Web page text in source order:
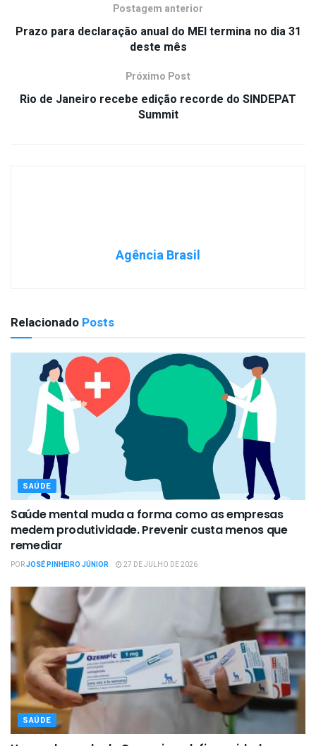
Postagem anterior
Prazo para declaração anual do MEI termina no dia 31
deste mês
Próximo Post
Rio de Janeiro recebe edição recorde do SINDEPAT
Summit
Agência Brasil
Relacionado Posts
SAÚDE
Saúde mental muda a forma como as empresas
medem produtividade. Prevenir custa menos que
remediar
PORJOSÉ PINHEIRO JÚNIOR 27 DE JULHO DE 2026
SAÚDE